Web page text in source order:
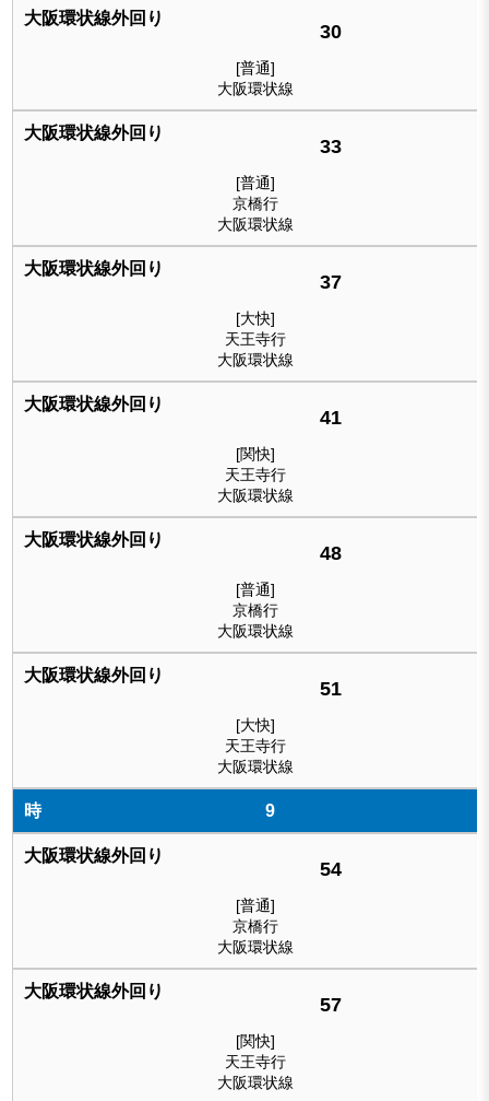
30
[普通]
大阪環状線
33
[普通]
京橋行
大阪環状線
37
[大快]
天王寺行
大阪環状線
41
[関快]
天王寺行
大阪環状線
48
[普通]
京橋行
大阪環状線
51
[大快]
天王寺行
大阪環状線
9
54
[普通]
京橋行
大阪環状線
57
[関快]
天王寺行
大阪環状線